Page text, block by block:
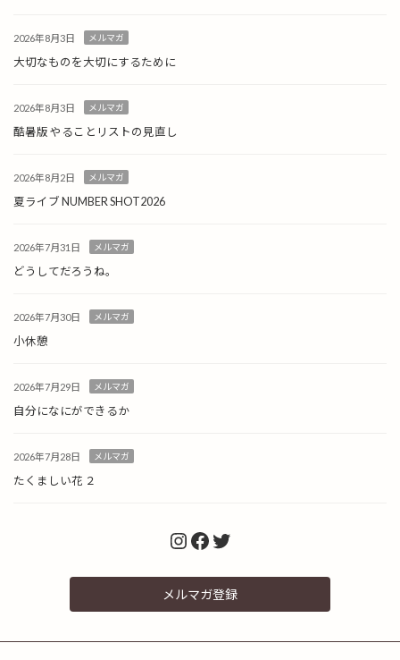
2026年8月3日 メルマガ
大切なものを大切にするために
2026年8月3日 メルマガ
酷暑版 やることリストの見直し
2026年8月2日 メルマガ
夏ライブ NUMBER SHOT2026
2026年7月31日 メルマガ
どうしてだろうね。
2026年7月30日 メルマガ
小休憩
2026年7月29日 メルマガ
自分になにができるか
2026年7月28日 メルマガ
たくましい花 ２
Instagram
Facebook
Twitter
メルマガ登録